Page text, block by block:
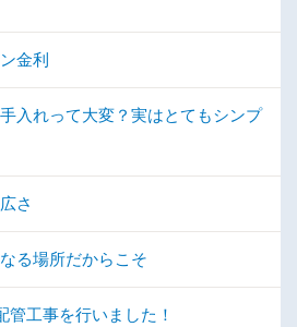
金利
入れって大変？実はとてもシンプ
さ
る場所だからこそ
管工事を行いました！